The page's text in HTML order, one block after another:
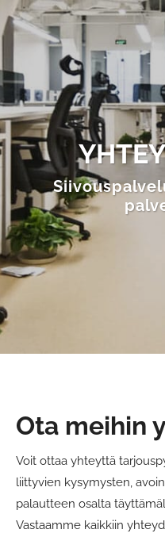
Ota meihin
Voit ottaa yhteyttä
liittyvien kysymysten,
palautteen osalta
Vastaamme kaikkiin